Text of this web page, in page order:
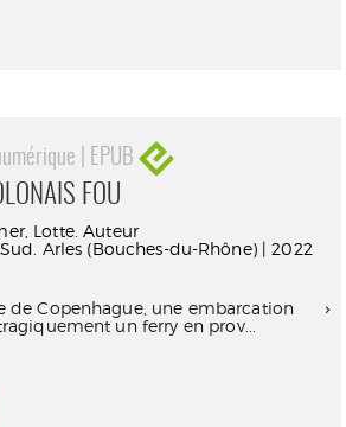
| EPUB
FOU
Lotte. Auteur
Arles (Bouches-du-Rhône) | 2022
de Copenhague, une embarcation
un ferry en prov...